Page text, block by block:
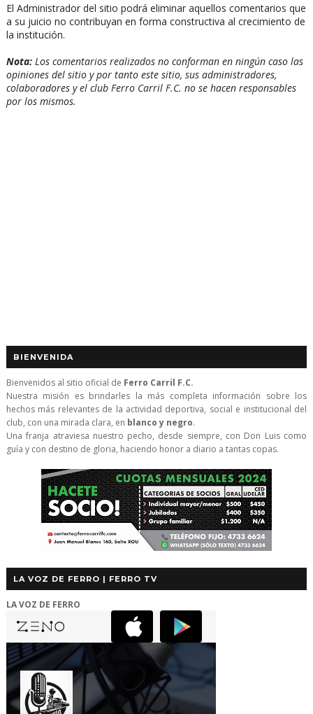
El Administrador del sitio podrá eliminar aquellos comentarios que
a su juicio no contribuyan en forma constructiva al crecimiento de
la institución.
Nota:Los comentarios realizados no conforman en ningún caso las
opiniones del sitio y por tanto este sitio, sus administradores,
colaboradores y el club Ferro Carril F.C. no se hacen responsables
por los mismos.
BIENVENIDA
Bienvenidos al sitio oficial de Ferro Carril F.C.
Nuestra misión es brindarles la más completa información sobre los
hechos más relevantes de la actividad deportiva, social e institucional del
club, con una mirada clara, en blanco y negro.
Una franja atraviesa nuestro pecho, desde siempre, con Don Luis como
guía y con destino de gloria, haciendo honor a diario a tantas copas.
LA VOZ DE FERRO | FERRO TV
LA VOZ DE FERRO